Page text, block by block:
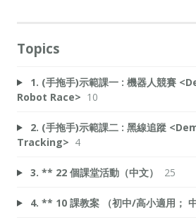
Topics
1. (手拖手)示範課一 : 機器人競賽
Robot Race> 10
2. (手拖手)示範課二 : 黑線追蹤
Tracking> 4
3. ** 22 個課堂活動（中文） 25
4. ** 10 課教案 （初中/高小適用；